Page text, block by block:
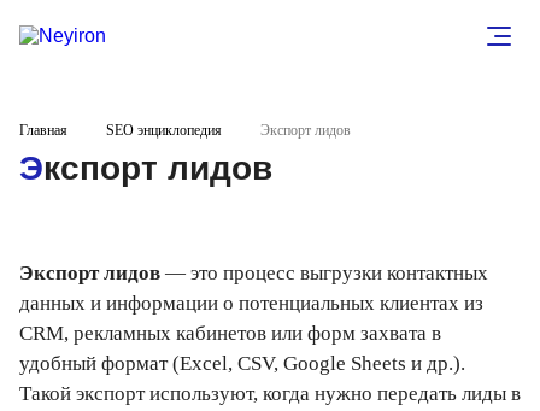
Главная SEO энциклопедия Экспорт лидов
Экспорт лидов
Экспорт лидов — это процесс выгрузки контактных
данных и информации о потенциальных клиентах из
CRM, рекламных кабинетов или форм захвата в
удобный формат (Excel, CSV, Google Sheets и др.).
Такой экспорт используют, когда нужно передать лиды в